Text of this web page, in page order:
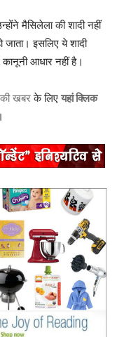
मैसिलेला की शादी नहीं
इसलिए ये शादी
आधार नहीं है।
खबरके लिए यहां क्लिक